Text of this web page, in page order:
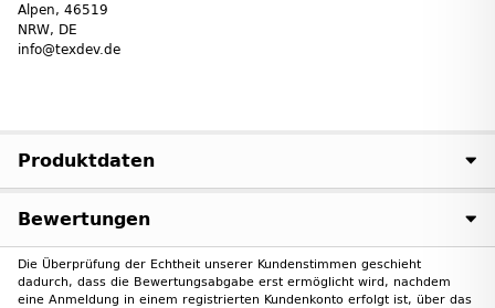
Alpen, 46519
NRW, DE
info@texdev.de
Produktdaten
Bewertungen
Die Überprüfung der Echtheit unserer Kundenstimmen geschieht
dadurch, dass die Bewertungsabgabe erst ermöglicht wird, nachdem
eine Anmeldung in einem registrierten Kundenkonto erfolgt ist, über das